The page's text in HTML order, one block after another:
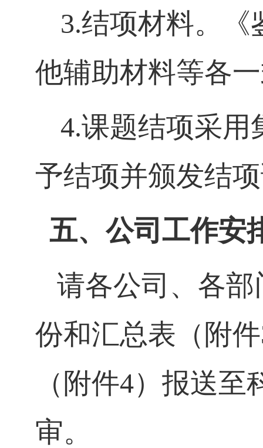
3.结项材料。《
他辅助材料等各
4.课题结项采用
予结项并颁发结
五、公司工作安
请各公司、各部
份和汇总表（附件
（附件4）报送至
审。